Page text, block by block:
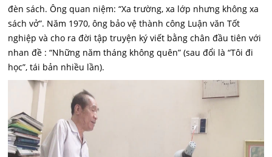
đèn sách. Ông quan niệm: “Xa trường, xa lớp nhưng không xa
sách vở”. Năm 1970, ông bảo vệ thành công Luận văn Tốt
nghiệp và cho ra đời tập truyện ký viết bằng chân đầu tiên với
nhan đề : “Những năm tháng không quên” (sau đổi là “Tôi đi
học”, tái bản nhiều lần).